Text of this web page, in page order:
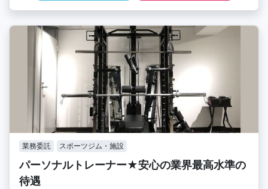
業務委託 スポーツジム・施設
パーソナルトレーナー★安心の業界最高水準の
待遇